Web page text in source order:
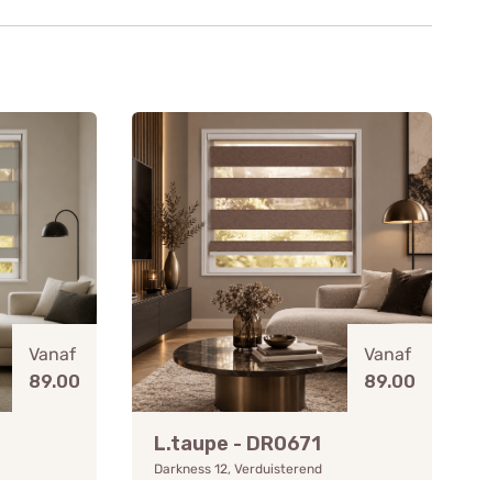
Vanaf
89.00
Vanaf
89.00
L.taupe - DR0671
Darkness 12, Verduisterend